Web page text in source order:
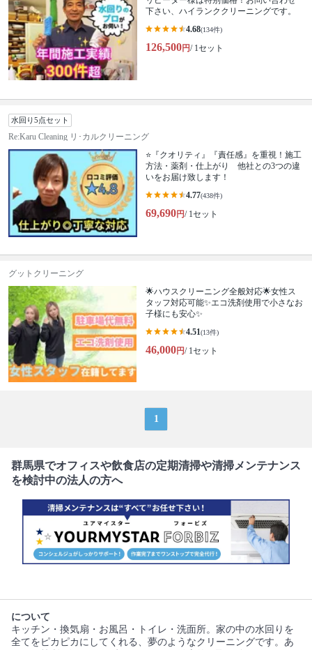
下さい、ハイランククリーニングです。
4.68(134件)
126,500円/ 1セット
水回り5点セット
Re:Karu Cleaning リ･カルクリーニング
⭐『クオリティ』『責任感』を重視！施工
方法・薬剤・仕上がり 他社との3つの違
いをお届け致します！
4.77(438件)
69,690円/ 1セット
グットクリーニング
🌟ハウスクリーニング全般対応🌟女性ス
タッフ対応可能✨エコ洗剤使用で小さなお
子様にも安心✨
4.51(13件)
46,000円/ 1セット
1
群馬県でオフィスや飲食店の定期清掃や清掃メンテナンス
を検討中の法人の方へ
について
キッチン・換気扇・お風呂・トイレ・洗面所。家の中の水回りを
全てをピカピカにしてくれる、夢のようなクリーニングです。あ